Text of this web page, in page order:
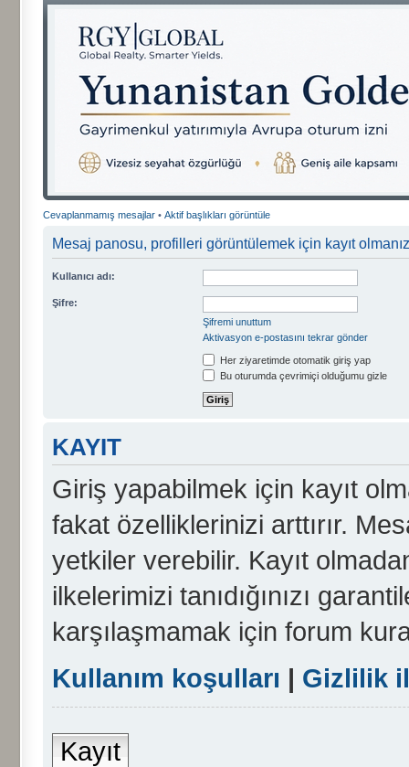
Cevaplanmamış mesajlar • Aktif başlıkları görüntüle
Mesaj panosu, profilleri görüntülemek için kayıt
Kullanıcı adı:
Şifre:
Şifremi unuttum
Aktivasyon e-postasını tekrar gönder
Her ziyaretimde otomatik giriş yap
Bu oturumda çevrimiçi olduğumu gizle
KAYIT
Giriş yapabilmek için kayıt
fakat özelliklerinizi arttırır.
yetkiler verebilir. Kayıt
ilkelerimizi tanıdığınızı
karşılaşmamak için forum
Kullanım koşulları | Gizlilik
Kayıt